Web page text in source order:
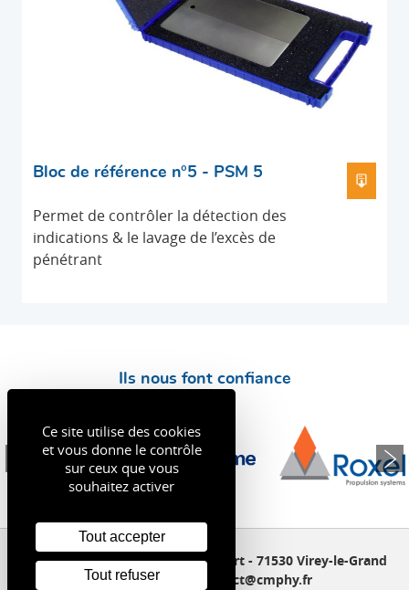
Bloc de référence n°5 - PSM 5
Permet de contrôler la détection des
indications & le lavage de l’excès de
pénétrant
Ils nous font confiance
CMPhy - 32 allée Maria Chambefort - 71530 Virey-le-Grand
03 85 47 47 20 - contact@cmphy.fr
Ce site utilise des cookies
et vous donne le contrôle
sur ceux que vous
souhaitez activer
Tout accepter
Tout refuser